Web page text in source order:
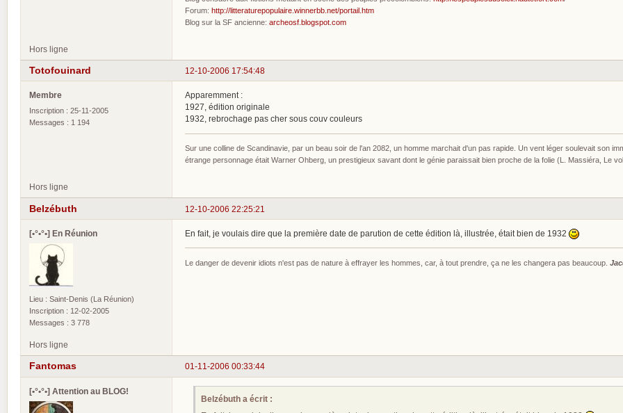
Forum: http://litteraturepopulaire.winnerbb.net/portail.htm
Blog sur la SF ancienne: archeosf.blogspot.com
Hors ligne
12-10-2006 17:54:48
Totofouinard
Membre
Inscription : 25-11-2005
Messages : 1 194
Apparemment :
1927, édition originale
1932, rebrochage pas cher sous couv couleurs
Sur une colline de Scandinavie, par un beau soir de l'an 2082, un homme marchait d'un pas rapide. Un vent léger soulevait son
étrange personnage était Warner Ohberg, un prestigieux savant dont le génie paraissait bien proche de la folie (L. Massiéra, Le
Hors ligne
12-10-2006 22:25:21
Belzébuth
[•°•°•] En Réunion
Lieu : Saint-Denis (La Réunion)
Inscription : 12-02-2005
Messages : 3 778
En fait, je voulais dire que la première date de parution de cette édition là, illustrée, était bien de 1932
Le danger de devenir idiots n'est pas de nature à effrayer les hommes, car, à tout prendre, ça ne les changera pas beaucoup.
Hors ligne
01-11-2006 00:33:44
Fantomas
[•°•°•] Attention au BLOG!
Belzébuth a écrit :